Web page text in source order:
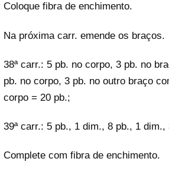
Coloque fibra de enchimento.
Na próxima carr. emende os braços.
38ª carr.: 5 pb. no corpo, 3 pb. no
pb. no corpo, 3 pb. no outro braço
corpo = 20 pb.;
39ª carr.: 5 pb., 1 dim., 8 pb., 1 dim.,
Complete com fibra de enchimento.